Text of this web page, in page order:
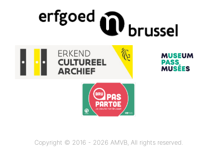
Copyright © 2016 - 2026 AMVB, All rights reserved.